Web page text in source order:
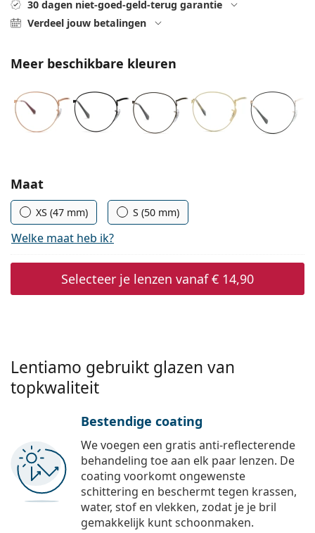
Alle merken
Prada
Alle merken
Alle lenzenvloeistoffen
30 dagen niet-goed-geld-terug garantie
Verdeel jouw betalingen
Meer beschikbare kleuren
Kies parameters:
Maat
XS (47 mm) S (50 mm)
Welke maat heb ik?
Selecteer je lenzen vanaf€ 14,90
Lentiamo gebruikt glazen van
topkwaliteit
Bestendige coating
We voegen een gratis anti-reflecterende
behandeling toe aan elk paar lenzen. De
coating voorkomt ongewenste
schittering en beschermt tegen krassen,
water, stof en vlekken, zodat je je bril
gemakkelijk kunt schoonmaken.